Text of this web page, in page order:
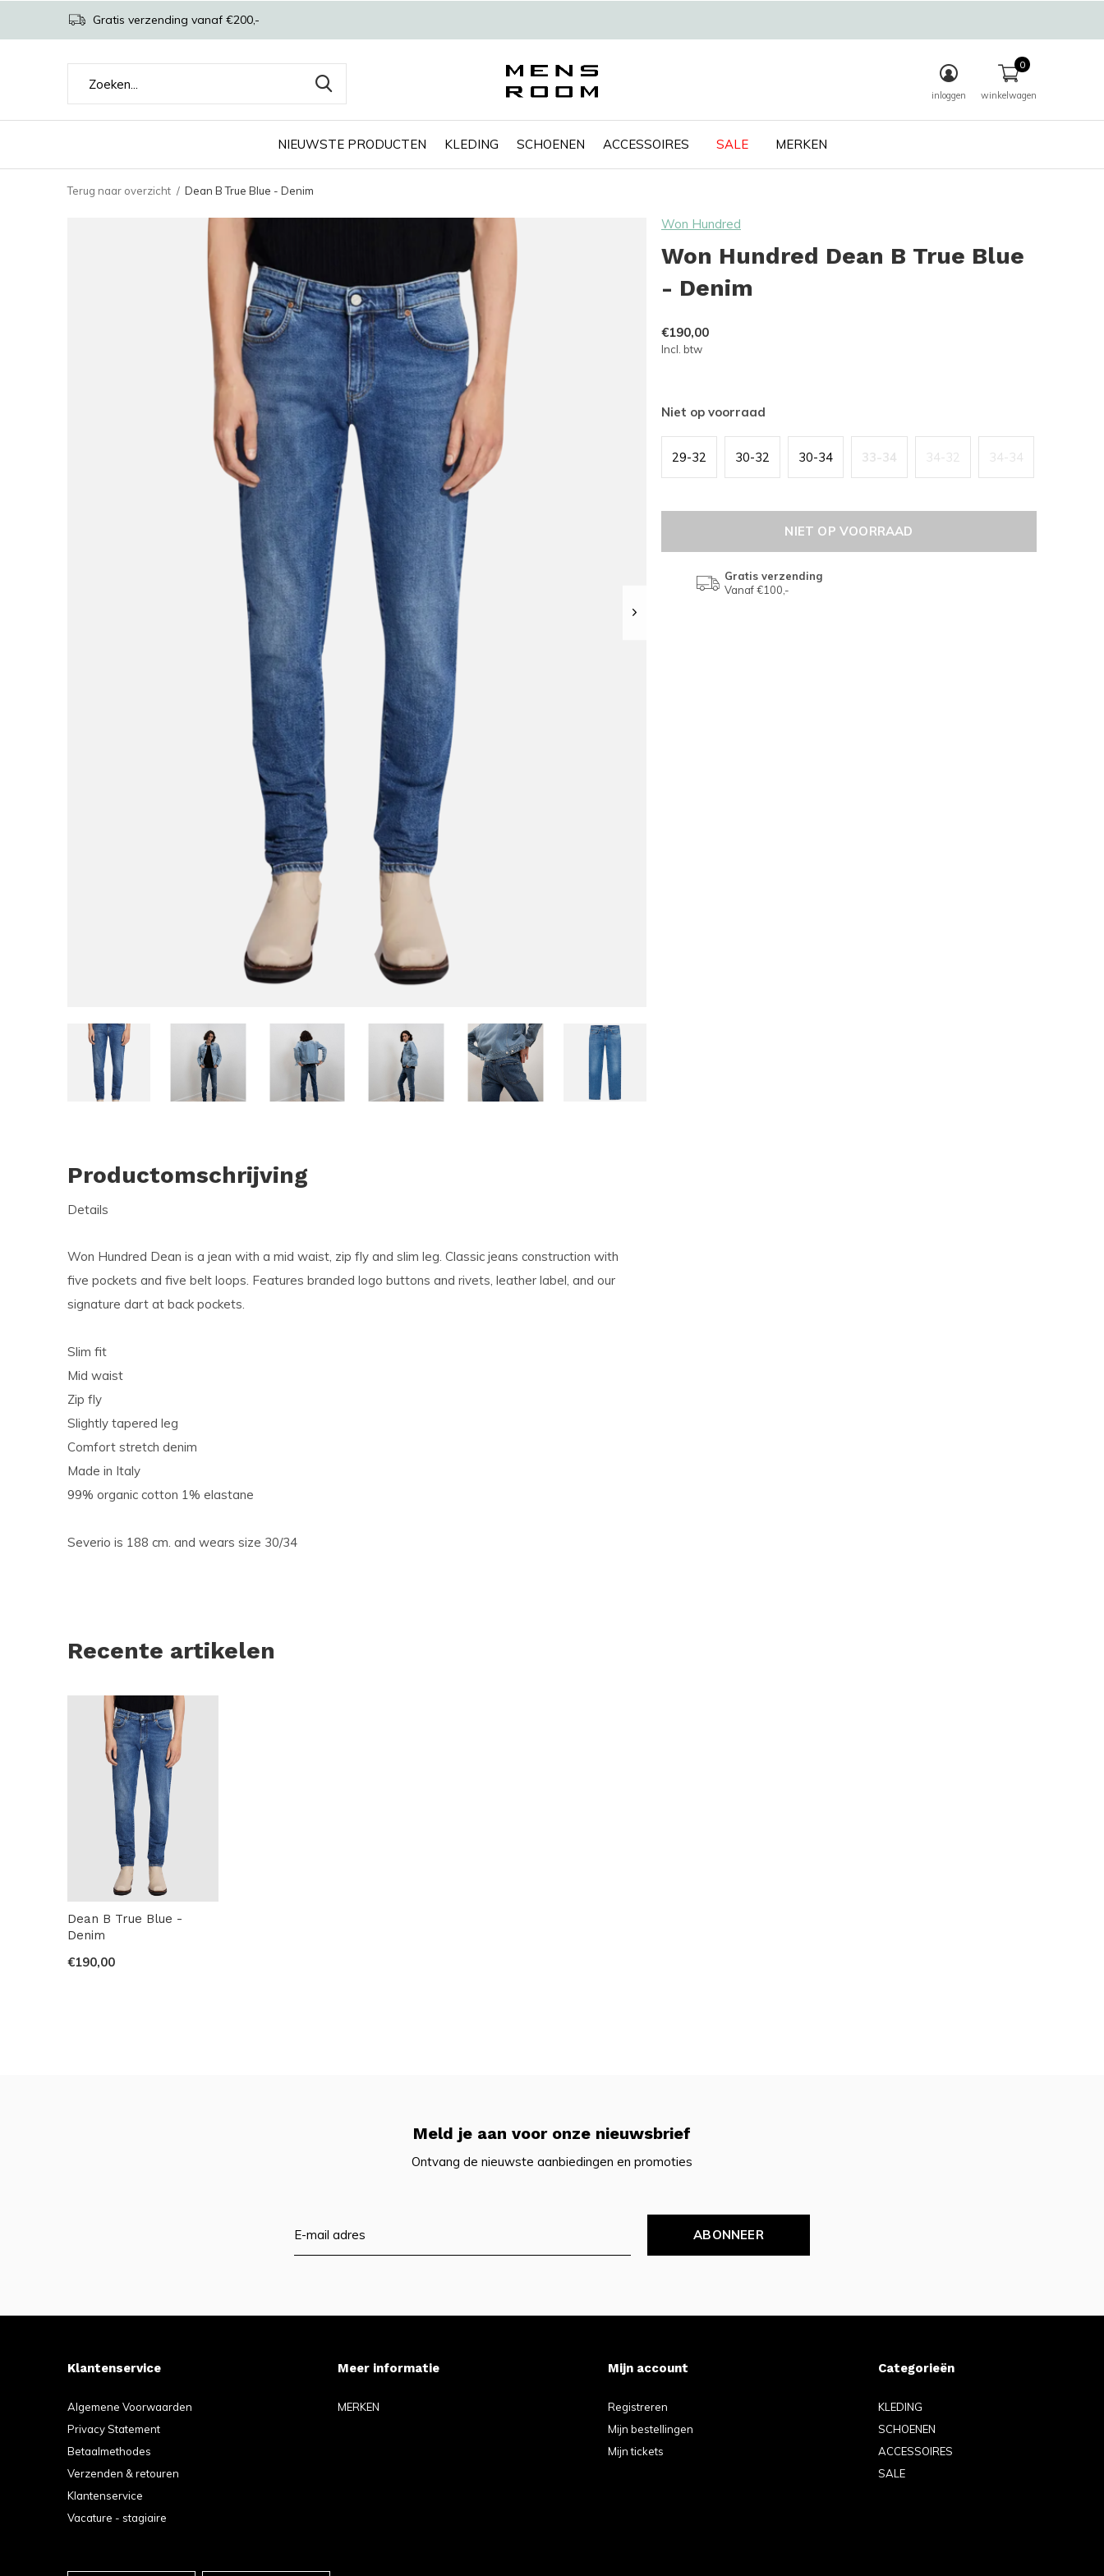
NIEUWSTE PRODUCTEN KLEDING SCHOENEN ACCESSOIRES SALE MERKEN
inloggen winkelwagen
0
Gratis verzending vanaf €200,-
Terug naar overzicht Dean B True Blue - Denim
Won Hundred
Won Hundred Dean B True Blue
- Denim
€190,00
Incl. btw
Niet op voorraad
29-32 30-32 30-34 33-34 34-32 34-34
NIET OP VOORRAAD
Gratis verzending
Vanaf €100,-
Productomschrijving
Details
Won Hundred Dean is a jean with a mid waist, zip fly and slim leg. Classic jeans construction with
five pockets and five belt loops. Features branded logo buttons and rivets, leather label, and our
signature dart at back pockets.
Slim fit
Mid waist
Zip fly
Slightly tapered leg
Comfort stretch denim
Made in Italy
99% organic cotton 1% elastane
Severio is 188 cm. and wears size 30/34
Recente artikelen
Dean B True Blue -
Denim
€190,00
Meld je aan voor onze nieuwsbrief
Ontvang de nieuwste aanbiedingen en promoties
ABONNEER
Klantenservice
Algemene Voorwaarden
Privacy Statement
Betaalmethodes
Verzenden & retouren
Klantenservice
Vacature - stagiaire
Meer informatie
MERKEN
Mijn account
Registreren
Mijn bestellingen
Mijn tickets
Categorieën
KLEDING
SCHOENEN
ACCESSOIRES
SALE